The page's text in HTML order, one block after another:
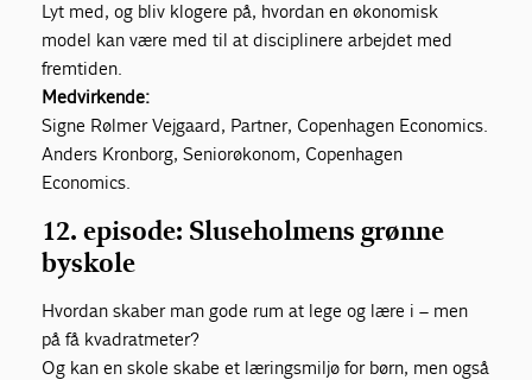
Lyt med, og bliv klogere på, hvordan en økonomisk
model kan være med til at disciplinere arbejdet med
fremtiden.
Medvirkende:
Signe Rølmer Vejgaard, Partner, Copenhagen Economics.
Anders Kronborg, Seniorøkonom, Copenhagen
Economics.
12. episode: Sluseholmens grønne
byskole
Hvordan skaber man gode rum at lege og lære i – men
på få kvadratmeter?
Og kan en skole skabe et læringsmiljø for børn, men også